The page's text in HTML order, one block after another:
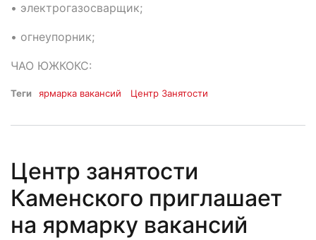
• электрогазосварщик;
• огнеупорник;
ЧАО ЮЖКОКС:
Теги ярмарка вакансий Центр Занятости
Центр занятости
Каменского приглашает
на ярмарку вакансий